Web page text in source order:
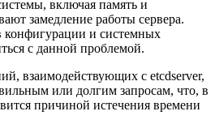
включая память и
замедление работы сервера.
конфигурации и системных
с данной проблемой.
взаимодействующих с etcdserver,
или долгим запросам, что, в
причиной истечения времени